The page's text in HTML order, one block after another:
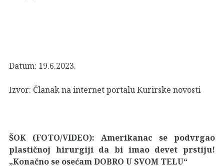
Datum: 19.6.2023.
Izvor: Članak na internet portalu Kurirske novosti
ŠOK (FOTO/VIDEO): Amerikanac se podvrgao
plastičnoj hirurgiji da bi imao devet prstiju!
„Konačno se osećam DOBRO U SVOM TELU“